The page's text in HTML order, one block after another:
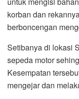
korban dan
berboncengan
Setibanya di lokasi
sepeda motor
Kesempatan
mengejar dan